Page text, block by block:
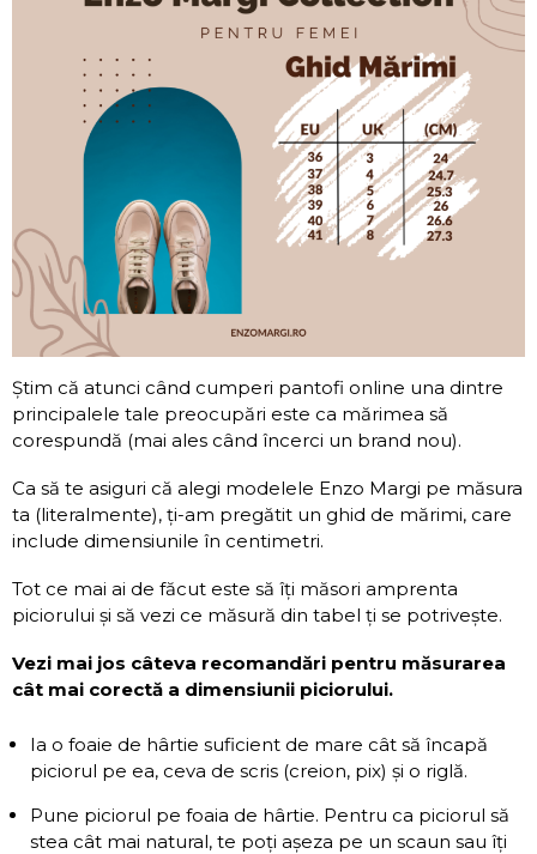
Știm că atunci când cumperi pantofi online una dintre
principalele tale preocupări este ca mărimea să
corespundă (mai ales când încerci un brand nou).
Ca să te asiguri că alegi modelele Enzo Margi pe măsura
ta (literalmente), ți-am pregătit un ghid de mărimi, care
include dimensiunile în centimetri.
Tot ce mai ai de făcut este să îți măsori amprenta
piciorului și să vezi ce măsură din tabel ți se potrivește.
Vezi mai jos câteva recomandări pentru măsurarea
cât mai corectă a dimensiunii piciorului.
Ia o foaie de hârtie suficient de mare cât să încapă
piciorul pe ea, ceva de scris (creion, pix) și o riglă.
Pune piciorul pe foaia de hârtie. Pentru ca piciorul să
stea cât mai natural, te poți așeza pe un scaun sau îți